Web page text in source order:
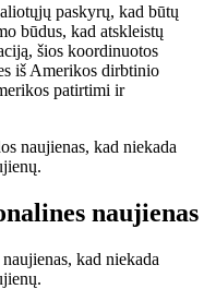
paskyrų, kad būtų
būdus, kad atskleistų
šios koordinuotos
iš Amerikos dirbtinio
patirtimi ir
naujienas
kad niekada